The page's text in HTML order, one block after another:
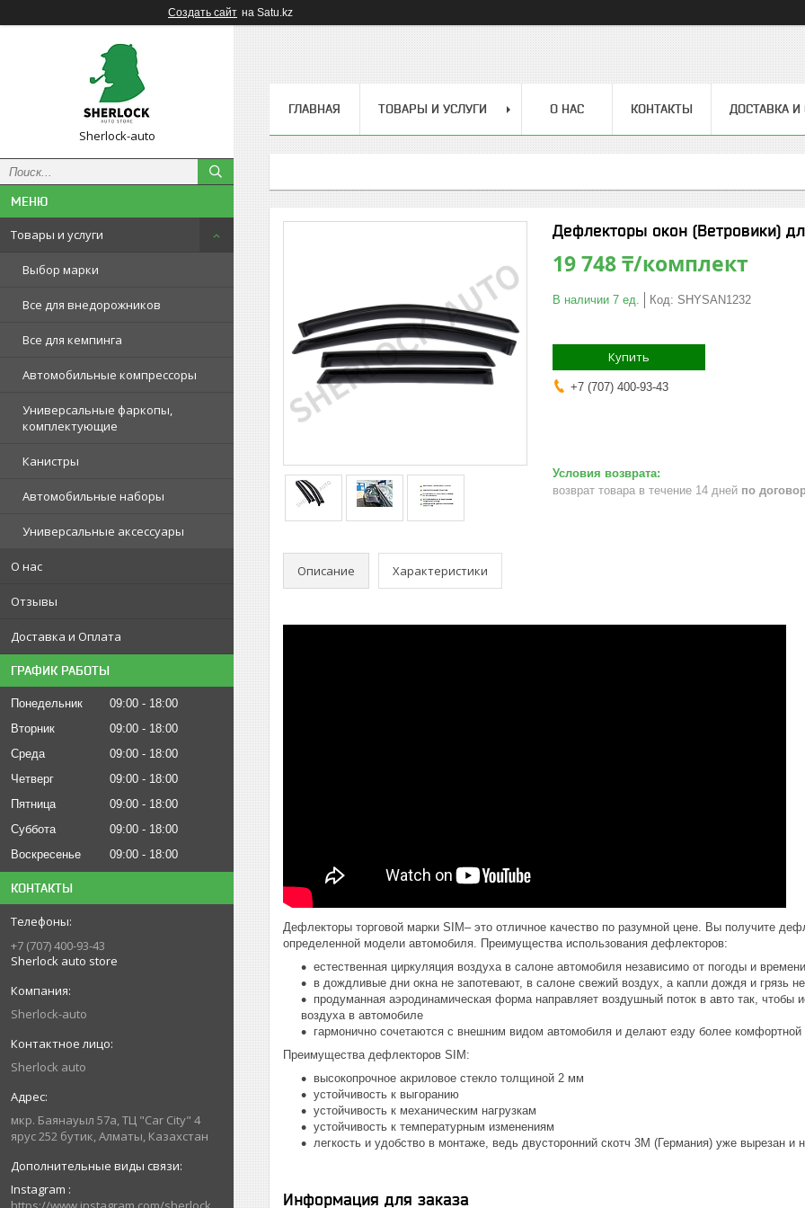
Создать сайт на Satu.kz
Sherlock-auto
Товары и услуги
Выбор марки
Все для внедорожников
Все для кемпинга
Автомобильные компрессоры
Универсальные фаркопы,
комплектующие
Канистры
Автомобильные наборы
Универсальные аксессуары
О нас
Отзывы
Доставка и Оплата
ГРАФИК РАБОТЫ
Понедельник 09:00
18:00
Вторник
09:00
18:00
Среда
09:00
18:00
Четверг
09:00
18:00
Пятница
09:00
18:00
Суббота
09:00
18:00
Воскресенье
09:00 18:00
КОНТАКТЫ
+7 (707) 400-93-43
Sherlock auto store
Sherlock-auto
Sherlock auto
мкр. Баянауыл 57а, ТЦ "Car Сity" 4
ярус 252 бутик, Алматы, Казахстан
Instagram
ГЛАВНАЯ ТОВАРЫ И УСЛУГИ О НАС КОНТАКТЫ ДОСТАВКА И
Дефлекторы окон (Ветровики)
19 748 ₸/комплект
В наличии 7 ед. Код: SHYSAN1232
Купить
+7 (707) 400-93-43
возврат товара в течение 14 дней по
Описание Характеристики
Дефлекторы торговой марки SIM– это отличное качество по разумной цене. Вы получите
определенной модели автомобиля. Преимущества использования дефлекторов:
естественная циркуляция воздуха в салоне автомобиля независимо от погоды и
в дождливые дни окна не запотевают, в салоне свежий воздух, а капли дождя и грязь
продуманная аэродинамическая форма направляет воздушный поток в авто так, чтобы
воздуха в автомобиле
гармонично сочетаются с внешним видом автомобиля и делают езду более комфортной
Преимущества дефлекторов SIM:
высокопрочное акриловое стекло толщиной 2 мм
устойчивость к выгоранию
устойчивость к механическим нагрузкам
устойчивость к температурным изменениям
легкость и удобство в монтаже, ведь двусторонний скотч 3М (Германия) уже вырезан и
Информация для заказа